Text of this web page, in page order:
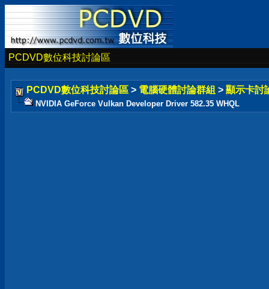
PCDVD數位科技討論區
PCDVD數位科技討論區 > 電腦硬體討論群組 > 顯示卡討
NVIDIA GeForce Vulkan Developer Driver 582.35 WHQL